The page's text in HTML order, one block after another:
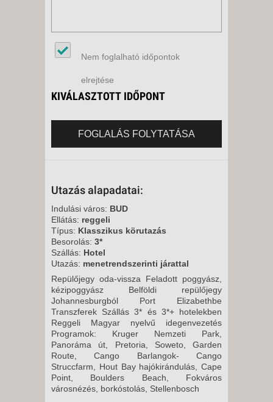
Nem foglalható időpontok
elrejtése
KIVÁLASZTOTT IDŐPONT
FOGLALÁS FOLYTATÁSA
Utazás alapadatai:
Indulási város: BUD
Ellátás: reggeli
Típus: Klasszikus körutazás
Besorolás: 3*
Szállás: Hotel
Utazás: menetrendszerinti járattal
Repülőjegy oda-vissza Feladott poggyász,
kézipoggyász Belföldi repülőjegy
Johannesburgból Port Elizabethbe
Transzferek Szállás 3* és 3*+ hotelekben
Reggeli Magyar nyelvű idegenvezetés
Programok: Kruger Nemzeti Park,
Panoráma út, Pretoria, Soweto, Garden
Route, Cango Barlangok- Cango
Struccfarm, Hout Bay hajókirándulás, Cape
Point, Boulders Beach, Fokváros
városnézés, borkóstolás, Stellenbosch